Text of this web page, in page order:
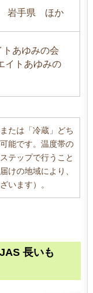
岩手県 ほか
トあゆみの会
イトあゆみの
たは「冷蔵」どち
能です。温度帯の
テップで行うこと
けの地域により、
います）。
長いも